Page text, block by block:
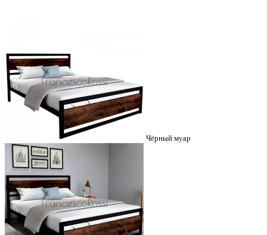
Чёрный муар